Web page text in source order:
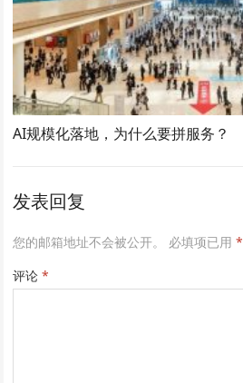
AI规模化落地，为什么要拼服务？
发表回复
您的邮箱地址不会被公开。 必填项已用*
评论*